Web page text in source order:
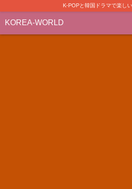
K-POPと韓国ドラマで楽しい
KOREA-WORLD